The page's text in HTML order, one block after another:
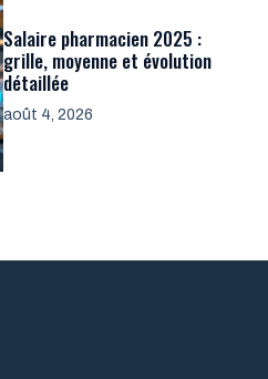
Salaire pharmacien 2025 :
grille, moyenne et évolution
détaillée
août 4, 2026